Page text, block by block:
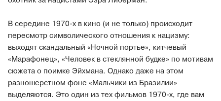
В середине 1970-х в кино (и не только) происходит
пересмотр символического отношения к нацизму:
выходят скандальный «Ночной портье», китчевый
«Марафонец», «Человек в стеклянной будке» по мотивам
сюжета о поимке Эйхмана. Однако даже на этом
разношерстном фоне «Мальчики из Бразилии»
выделяются. Это один из тех фильмов 1970-х, где вам